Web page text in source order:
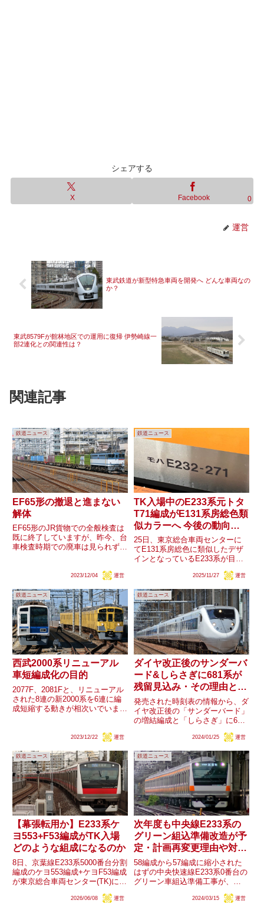
シェアする
X Facebook 0
運営
東武鉄道が新型特急車両を開発へ どんな車両なの
か？
東武8579Fが館林地区での運用に復帰 伊勢崎線一
部2連化との関連性は？
関連記事
鉄道ニュース
EF65形の撤退と進まない
解体
EF65形のJR貨物での全般検査は
既に終了していますが、昨今、台
車検査時期での廃車は見られず、
体も進んでいません。JR貨物で
っていますが、2024年度...
2023/12/04 運営
鉄道ニュース
TK入場中のE233系元トタ
T71編成がE131系房総色類
似カラーへ 今後の動向
は？
25日、東京総合車両センターに
てE131系房総色に類似したデザ
インとなっているE233系が目撃
いう車番が見られることから、入
場中の元トタT71編成がデザイン
変更されたことになります。ま
た、｢C1｣という...
2025/11/27 運営
鉄道ニュース
西武2000系リニューアル
車短編成化の目的
2077F、2081Fと、リニューアル
された8連の新2000系を6連に編
成短縮する動きが相次いでいま
が、そもそも2000系自体が、新
る置き換えが...
2023/12/22 運営
鉄道ニュース
ダイヤ改正後のサンダーバ
ード&しらさぎに681系が
残留見込み・その理由と対
象編成は？
発売された時刻表の情報から、ダ
イヤ改正後の「サンダーバード」
の増結編成と「しらさぎ」に681
北陸新幹線敦賀延伸開業に伴う特
性が注目されていた同系列です
が、何故ダイヤ改正後も運行さ
れ...
2024/01/25 運営
鉄道ニュース
【幕張転用か】E233系ケ
ヨ553+F53編成がTK入場
どのような組成になるのか
8日、京葉線E233系5000番台分割
編成のケヨ553編成+ケヨF53編成
が東京総合車両センター(TK)に入
検査を受けており、臨時入場とみ
2026/06/08 運営
鉄道ニュース
次年度も中央線E233系の
グリーン組込準備改造が予
定・計画再変更理由や対象
編成は？
58編成から57編成に縮小された
はずの中央快速線E233系0番台の
グリーン車組込準備工事が、
とが判明しました。既に57編成
2024/03/15 運営